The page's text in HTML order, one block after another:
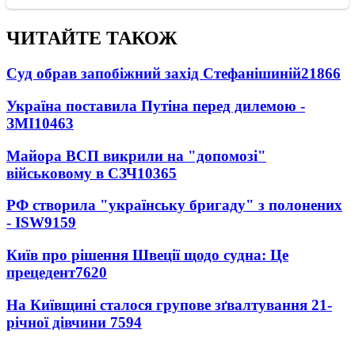
ЧИТАЙТЕ ТАКОЖ
Суд обрав запобіжний захід Стефанішиній21866
Україна поставила Путіна перед дилемою -
ЗМІ10463
Майора ВСП викрили на "допомозі"
військовому в СЗЧ10365
РФ створила "українську бригаду" з полонених
- ISW9159
Київ про рішення Швеції щодо судна: Це
прецедент7620
На Київщині сталося групове зґвалтування 21-
річної дівчини 7594